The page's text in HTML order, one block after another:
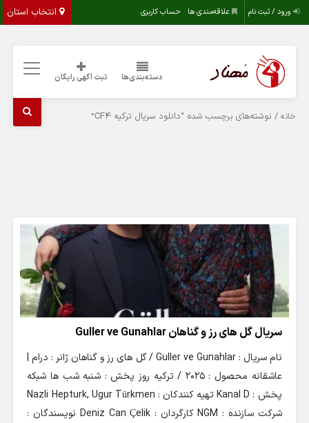
انتخاب استان ورود / ثبت نام علاقه‌مندی ها حساب کاربری
دسته‌بندی‌ها ثبت آگهی رایگان
خانه / نوشته‌های برچسب شده “دانلود سریال ترکیه CF4”
سریال گل های رز و گناهان Guller ve Gunahlar
نام سریال : Guller ve Gunahlar / گل های رز و گناهان ژانر : درام |
عاشقانه محصول : 2025 / ترکیه روز پخش : شنبه شب ها شبکه
پخش : Kanal D تهیه کنندکان : Nazli Hepturk, Ugur Türkmen
شرکت سازنده : NGM کارگردان : Deniz Can Çelik نویسندگان :